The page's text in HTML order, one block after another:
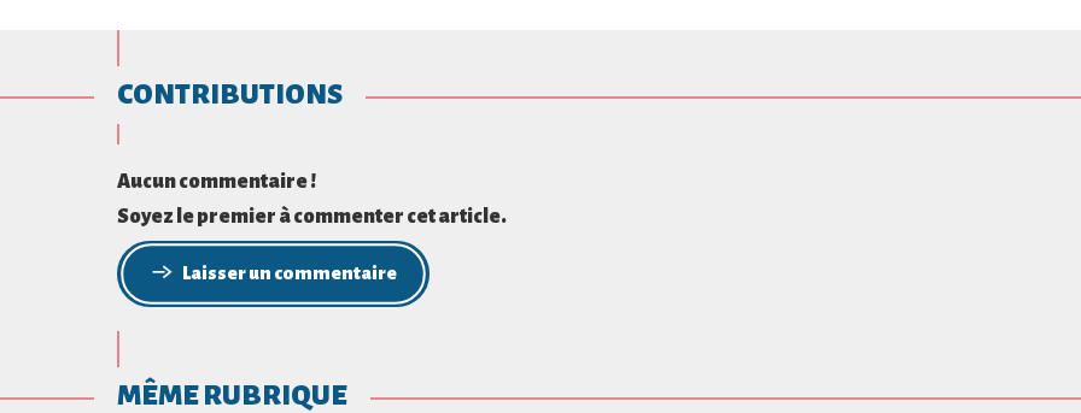
CONTRIBUTIONS
Aucun commentaire !
Soyez le premier à commenter cet article.
Laisser un commentaire
MÊME RUBRIQUE